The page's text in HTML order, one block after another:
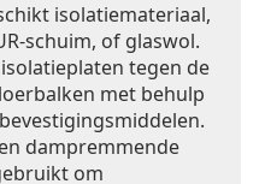
isolatiemateriaal,
schuim, of glaswol.
tegen de
met behulp
dampremmende
om